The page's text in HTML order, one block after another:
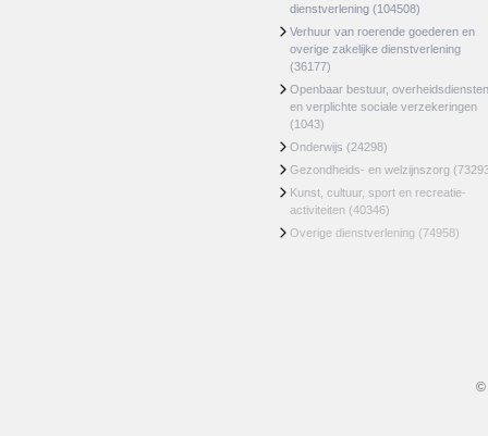
dienstverlening (104508)
Verhuur van roerende goederen en
overige zakelijke dienstverlening
(36177)
Openbaar bestuur, overheidsdiensten
en verplichte sociale verzekeringen
(1043)
Onderwijs (24298)
Gezondheids- en welzijnszorg
Kunst, cultuur, sport en recreatie-
activiteiten (40346)
Overige dienstverlening (74958)
©